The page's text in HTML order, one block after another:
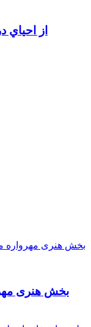
از احياي
بخش هنری